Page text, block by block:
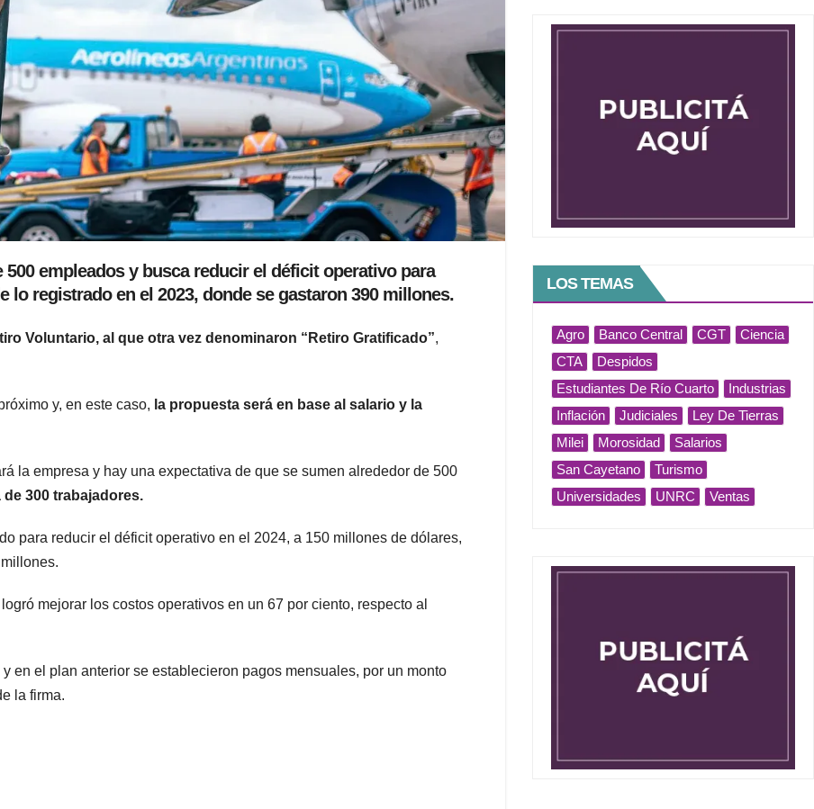
empleados y busca reducir el déficit operativo para
lo registrado en el 2023, donde se gastaron 390 millones.
Voluntario, al que otra vez denominaron “Retiro Gratificado”,
y, en este caso, la propuesta será en base al salario y la
la empresa y hay una expectativa de que se sumen alrededor de 500
300 trabajadores.
para reducir el déficit operativo en el 2024, a 150 millones de dólares,
mejorar los costos operativos en un 67 por ciento, respecto al
en el plan anterior se establecieron pagos mensuales, por un monto
la firma.
LOS TEMAS
Agro Banco Central CGT
Ciencia
CTA
Despidos
Estudiantes De Río Cuarto
Industrias
Inflación
Judiciales
Ley De Tierras
Milei
Morosidad
Salarios
San Cayetano
Turismo
Universidades
UNRC Ventas